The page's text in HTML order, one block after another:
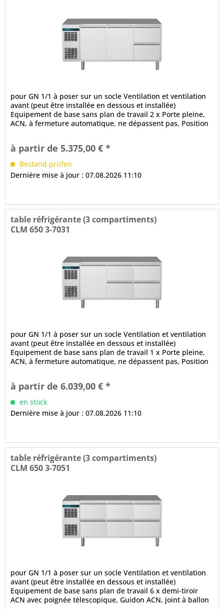
pour GN 1/1 à poser sur un socle Ventilation et ventilation
avant (peut être installée en dessous et installée)
Equipement de base sans plan de travail 2 x Porte pleine,
ACN, à fermeture automatique, ne dépassent pas, Position
à partir de 5.375,00 € *
Bestand prüfen
Dernière mise à jour : 07.08.2026 11:10
table réfrigérante (3 compartiments)
CLM 650 3-7031
pour GN 1/1 à poser sur un socle Ventilation et ventilation
avant (peut être installée en dessous et installée)
Equipement de base sans plan de travail 1 x Porte pleine,
ACN, à fermeture automatique, ne dépassent pas, Position
à partir de 6.039,00 € *
en stock
Dernière mise à jour : 07.08.2026 11:10
table réfrigérante (3 compartiments)
CLM 650 3-7051
pour GN 1/1 à poser sur un socle Ventilation et ventilation
avant (peut être installée en dessous et installée)
Equipement de base sans plan de travail 6 x demi-tiroir
ACN avec poignée télescopique, Guidon ACN, joint à ballon